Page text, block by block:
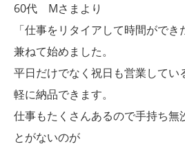
60代 Mさまより
「仕事をリタイアして時間がで
兼ねて始めました。
平日だけでなく祝日も営業してい
軽に納品できます。
仕事もたくさんあるので手持ち無
とがないのが